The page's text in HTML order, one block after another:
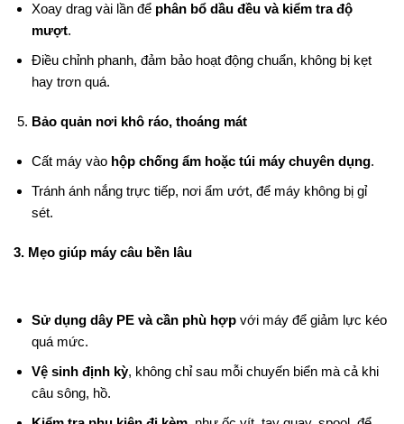
Xoay drag vài lần để phân bổ dầu đều và kiểm tra độ
mượt.
Điều chỉnh phanh, đảm bảo hoạt động chuẩn, không bị kẹt
hay trơn quá.
Bảo quản nơi khô ráo, thoáng mát
Cất máy vào hộp chống ẩm hoặc túi máy chuyên dụng.
Tránh ánh nắng trực tiếp, nơi ẩm ướt, để máy không bị gỉ
sét.
3. Mẹo giúp máy câu bền lâu
Sử dụng dây PE và cần phù hợpvới máy để giảm lực kéo
quá mức.
Vệ sinh định kỳ, không chỉ sau mỗi chuyến biển mà cả khi
câu sông, hồ.